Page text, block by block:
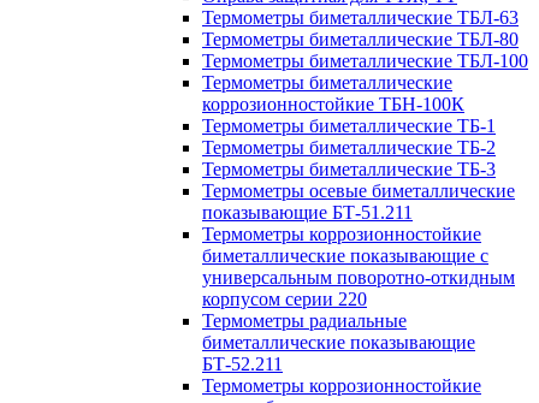
Термометры биметаллические ТБЛ-63
Термометры биметаллические ТБЛ-80
Термометры биметаллические ТБЛ-100
Термометры биметаллические
коррозионностойкие ТБН-100К
Термометры биметаллические ТБ-1
Термометры биметаллические ТБ-2
Термометры биметаллические ТБ-3
Термометры осевые биметаллические
показывающие БТ-51.211
Термометры коррозионностойкие
биметаллические показывающие с
универсальным поворотно-откидным
корпусом серии 220
Термометры радиальные
биметаллические показывающие
БТ-52.211
Термометры коррозионностойкие